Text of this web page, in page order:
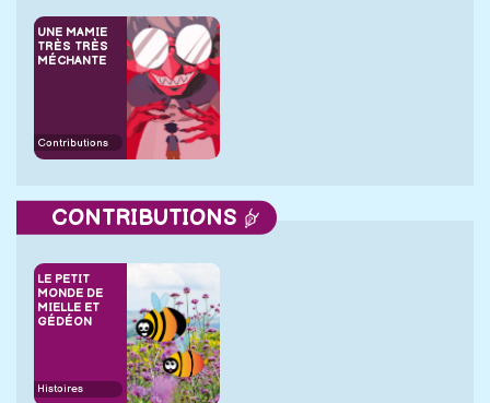
UNE MAMIE
TRÈS TRÈS
MÉCHANTE
Contributions
CONTRIBUTIONS
LE PETIT
MONDE DE
MIELLE ET
GÉDÉON
Histoires